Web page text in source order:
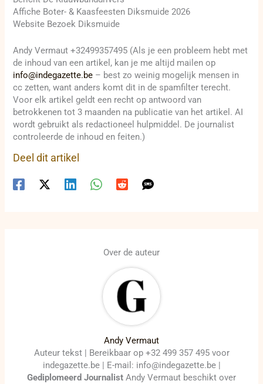
Affiche Boter- & Kaasfeesten Diksmuide 2026
Website Bezoek Diksmuide
Andy Vermaut +32499357495 (Als je een probleem hebt met
de inhoud van een artikel, kan je me altijd mailen op
info@indegazette.be – best zo weinig mogelijk mensen in
cc zetten, want anders komt dit in de spamfilter terecht.
Voor elk artikel geldt een recht op antwoord van
betrokkenen tot 3 maanden na publicatie van het artikel. AI
wordt gebruikt als redactioneel hulpmiddel. De journalist
controleerde de inhoud en feiten.)
Deel dit artikel
Over de auteur
Andy Vermaut
Auteur tekst | Bereikbaar op +32 499 357 495 voor
indegazette.be | E-mail: info@indegazette.be |
Gediplomeerd Journalist Andy Vermaut beschikt over